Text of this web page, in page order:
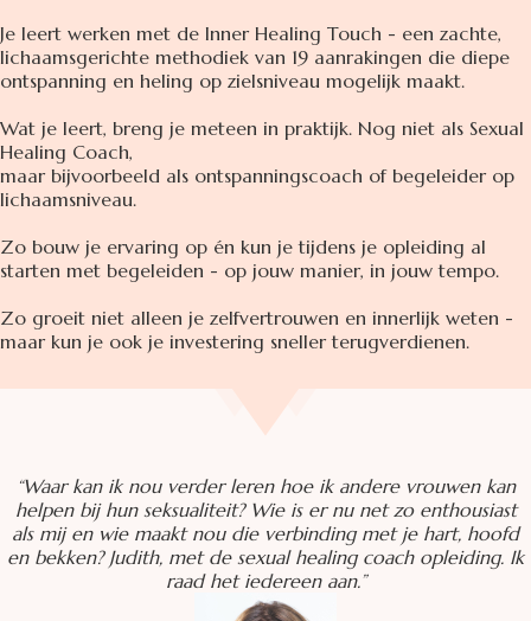
Je leert werken met de Inner Healing Touch - een zachte,
lichaamsgerichte methodiek van 19 aanrakingen die diepe
ontspanning en heling op zielsniveau mogelijk maakt.
Wat je leert, breng je meteen in praktijk. Nog niet als Sexual
Healing Coach,
maar bijvoorbeeld als ontspanningscoach of begeleider op
lichaamsniveau.
Zo bouw je ervaring op én kun je tijdens je opleiding al
starten met begeleiden - op jouw manier, in jouw tempo.
Zo groeit niet alleen je zelfvertrouwen en innerlijk weten -
maar kun je ook je investering sneller terugverdienen.
“Waar kan ik nou verder leren hoe ik andere vrouwen kan
helpen bij hun seksualiteit? Wie is er nu net zo enthousiast
als mij en wie maakt nou die verbinding met je hart, hoofd
en bekken? Judith, met de sexual healing coach opleiding. Ik
raad het iedereen aan.”